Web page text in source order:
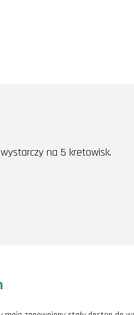
na 5 kretowisk.